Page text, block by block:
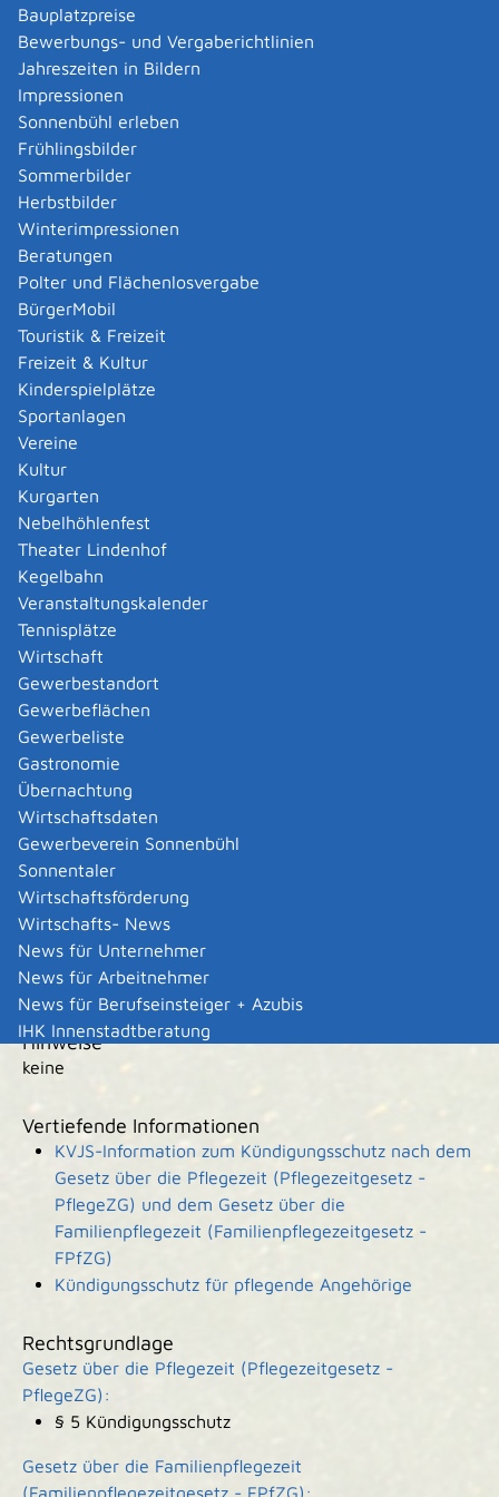
Bauplatzpreise
Bewerbungs- und Vergaberichtlinien
Jahreszeiten in Bildern
Impressionen
Sonnenbühl erleben
Frühlingsbilder
Sommerbilder
Herbstbilder
Winterimpressionen
Beratungen
Polter und Flächenlosvergabe
BürgerMobil
Touristik & Freizeit
Freizeit & Kultur
Kinderspielplätze
Sportanlagen
Vereine
Kultur
Kurgarten
Nebelhöhlenfest
Theater Lindenhof
Kegelbahn
Veranstaltungskalender
Tennisplätze
Wirtschaft
Gewerbestandort
Gewerbeflächen
Gewerbeliste
Gastronomie
Übernachtung
Wirtschaftsdaten
Gewerbeverein Sonnenbühl
Sonnentaler
Wirtschaftsförderung
Wirtschafts- News
News für Unternehmer
News für Arbeitnehmer
News für Berufseinsteiger + Azubis
IHK Innenstadtberatung
Der Kommunalverband für Jugend und Soziales (KJVS)
und dort das Dezernat 3: Elternzeit/Pflegezeit
Leistungsdetails
Voraussetzungen
Sie möchten einer beschäftigten Person kündigen, die
sich in einer der folgenden Pflegezeiten befindet:
kurzfristige Arbeitsverhinderung
Pflegezeit nach dem Pflegezeitgesetz
Familienpflegezeit
Nachpflegephase nach dem
Familienpflegezeitgesetz
Verfahrensablauf
Die Zustimmung zur Kündigung können Sie formlos bei
der zuständigen Stelle (KVJS) beantragen. Sie
entscheidet über die Zulässigkeit der Kündigung und
teilt Ihnen das Ergebnis mit.
Fristen
keine
Erforderliche Unterlagen
Nachweise zum Kündigungsgrund
Kosten
Der KVJS ist berechtigt, für den Bearbeitungsaufwand
eine Gebühr zu erheben.
Diese beträgt je nach Aufwand zwischen 200 und 1000
EUR .
Bearbeitungsdauer
Die Bearbeitungsdauer hängt vom Sachverhalt und
Ermittlungsaufwand ab.
Hinweise
keine
Vertiefende Informationen
KVJS-Information zum Kündigungsschutz nach dem
Gesetz über die Pflegezeit (Pflegezeitgesetz -
PflegeZG) und dem Gesetz über die
Familienpflegezeit (Familienpflegezeitgesetz -
FPfZG)
Kündigungsschutz für pflegende Angehörige
Rechtsgrundlage
Gesetz über die Pflegezeit (Pflegezeitgesetz -
PflegeZG):
§ 5 Kündigungsschutz
Gesetz über die Familienpflegezeit
(Familienpflegezeitgesetz - FPfZG):